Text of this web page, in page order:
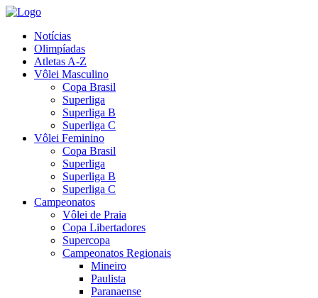
Notícias
Olimpíadas
Atletas A-Z
Vôlei Masculino
Copa Brasil
Superliga
Superliga B
Superliga C
Vôlei Feminino
Copa Brasil
Superliga
Superliga B
Superliga C
Campeonatos
Vôlei de Praia
Copa Libertadores
Supercopa
Campeonatos Regionais
Mineiro
Paulista
Paranaense